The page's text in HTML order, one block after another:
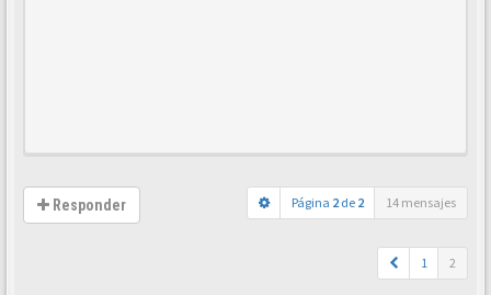
Responder Página 2 de 2 14 mensajes
1 2